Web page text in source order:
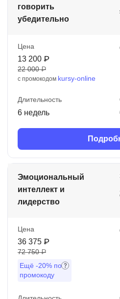
говорить
убедительно
Цена
13 200 ₽
22 000 ₽
с промокодом kursy-online
Длительность
6 недель
Эмоциональный
интеллект и
лидерство
Цена
36 375 ₽
72 750 ₽
Ещё -20% по
промокоду